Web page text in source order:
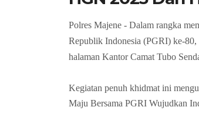
Polres Majene - Dalam rangka
Republik Indonesia (PGRI) ke-80,
halaman Kantor Camat Tubo
Kegiatan penuh khidmat ini
Maju Bersama PGRI Wujudkan